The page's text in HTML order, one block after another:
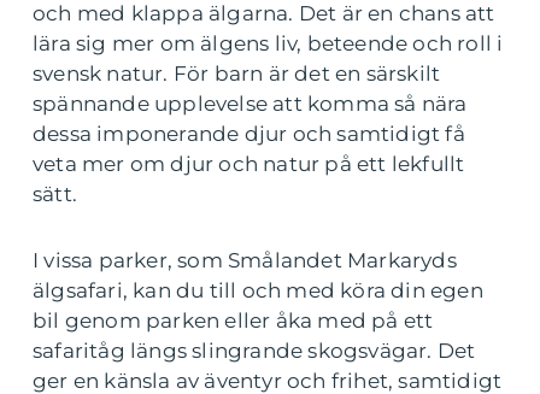
och med klappa älgarna. Det är en chans att
lära sig mer om älgens liv, beteende och roll i
svensk natur. För barn är det en särskilt
spännande upplevelse att komma så nära
dessa imponerande djur och samtidigt få
veta mer om djur och natur på ett lekfullt
sätt.
I vissa parker, som Smålandet Markaryds
älgsafari, kan du till och med köra din egen
bil genom parken eller åka med på ett
safaritåg längs slingrande skogsvägar. Det
ger en känsla av äventyr och frihet, samtidigt